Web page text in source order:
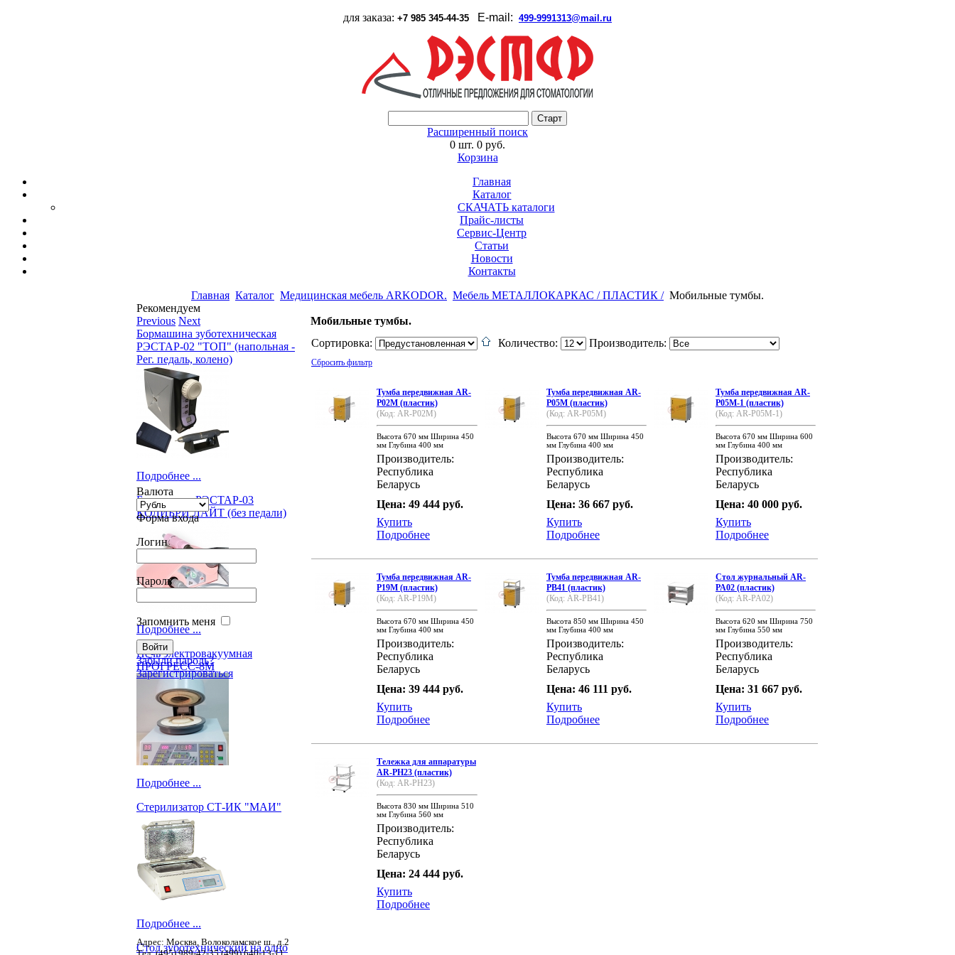
для заказа: +7 985 345-44-35 E-mail: 499-9991313@mail.ru
Расширенный поиск
0 шт. 0 руб.
Корзина
Главная
Каталог
СКАЧАТЬ каталоги
Прайс-листы
Сервис-Центр
Статьи
Новости
Контакты
Главная Каталог Медицинская мебель ARKODOR. Мебель МЕТАЛЛОКАРКАС / ПЛАСТИК / Мобильные тумбы.
Рекомендуем
Previous Next
Бормашина зуботехническая
РЭСТАР-02 "ТОП" (напольная -
Рег. педаль, колено)
Подробнее ...
Бормашина РЭСТАР-03
КОЛИБРИ ЛАЙТ (без педали)
Подробнее ...
Печь электровакуумная
ПРОГРЕСС-8М
Подробнее ...
Стерилизатор СТ-ИК "МАИ"
Подробнее ...
Стол зуботехнический на одно
Валюта
Форма входа
Логин
Пароль
Запомнить меня
Забыли пароль?
Зарегистрироваться
Мобильные тумбы.
Сортировка:
Количество: Производитель:
Сбросить фильтр
Тумба передвижная AR-
P02M (пластик)
(Код: AR-P02M)
Высота 670 мм Ширина 450
мм Глубина 400 мм
Производитель:
Республика
Беларусь
Цена: 49 444 руб.
Купить
Подробнее
Тумба передвижная AR-
P05M (пластик)
(Код: AR-P05M)
Высота 670 мм Ширина 450
мм Глубина 400 мм
Производитель:
Республика
Беларусь
Цена: 36 667 руб.
Купить
Подробнее
Тумба передвижная AR-
P05M-1 (пластик)
(Код: AR-P05M-1)
Высота 670 мм Ширина 600
мм Глубина 400 мм
Производитель:
Республика
Беларусь
Цена: 40 000 руб.
Купить
Подробнее
Тумба передвижная AR-
P19M (пластик)
(Код: AR-P19M)
Высота 670 мм Ширина 450
мм Глубина 400 мм
Производитель:
Республика
Беларусь
Цена: 39 444 руб.
Купить
Подробнее
Тумба передвижная AR-
PB41 (пластик)
(Код: AR-PB41)
Высота 850 мм Ширина 450
мм Глубина 400 мм
Производитель:
Республика
Беларусь
Цена: 46 111 руб.
Купить
Подробнее
Стол журнальный AR-
PA02 (пластик)
(Код: AR-PA02)
Высота 620 мм Ширина 750
мм Глубина 550 мм
Производитель:
Республика
Беларусь
Цена: 31 667 руб.
Купить
Подробнее
Тележка для аппаратуры
AR-PH23 (пластик)
(Код: AR-PH23)
Высота 830 мм Ширина 510
мм Глубина 560 мм
Производитель:
Республика
Беларусь
Цена: 24 444 руб.
Купить
Подробнее
Адрес: Москва, Волоколамское ш., д.2